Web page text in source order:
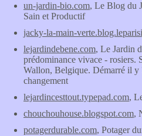
un-jardin-bio.com, Le Blog du
Sain et Productif
jacky-la-main-
lejardindebene.com, Le Jardin
prédominance vivace - rosiers.
Wallon, Belgique. Démarré il y
changement
lejardincesttout.typepad.com,
chouchouhouse.blogspot.com,
potagerdurable.com, Potager